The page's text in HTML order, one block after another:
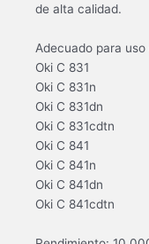
de alta calidad.
Adecuado para
Oki C 831
Oki C 831n
Oki C 831dn
Oki C 831cdtn
Oki C 841
Oki C 841n
Oki C 841dn
Oki C 841cdtn